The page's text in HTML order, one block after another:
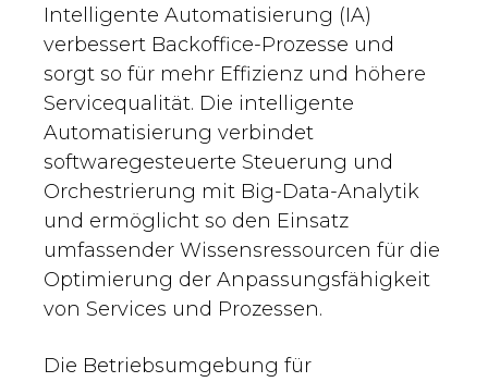
Intelligente Automatisierung (IA)
verbessert Backoffice-Prozesse und
sorgt so für mehr Effizienz und höhere
Servicequalität. Die intelligente
Automatisierung verbindet
softwaregesteuerte Steuerung und
Orchestrierung mit Big-Data-Analytik
und ermöglicht so den Einsatz
umfassender Wissensressourcen für die
Optimierung der Anpassungsfähigkeit
von Services und Prozessen.
Die Betriebsumgebung für